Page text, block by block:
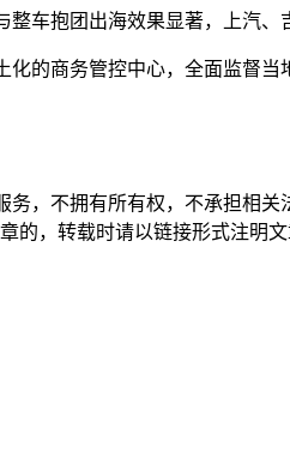
车抱团出海效果显著，上汽、
的商务管控中心，全面监督当
，不拥有所有权，不承担相
的，转载时请以链接形式注明文